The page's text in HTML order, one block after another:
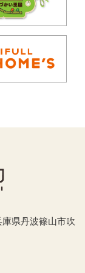
県丹波篠山市吹